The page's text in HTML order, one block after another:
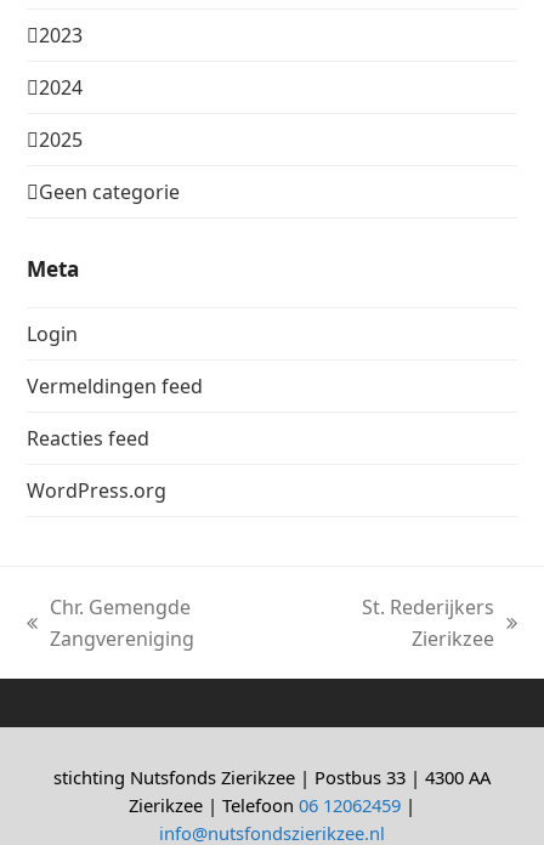
2023
2024
2025
Geen categorie
Meta
Login
Vermeldingen feed
Reacties feed
WordPress.org
previous
Chr. Gemengde
Zangvereniging
St. Rederijkers
Zierikzee
stichting Nutsfonds Zierikzee | Postbus 33 | 4300 AA
Zierikzee | Telefoon 06 12062459 |
info@nutsfondszierikzee.nl